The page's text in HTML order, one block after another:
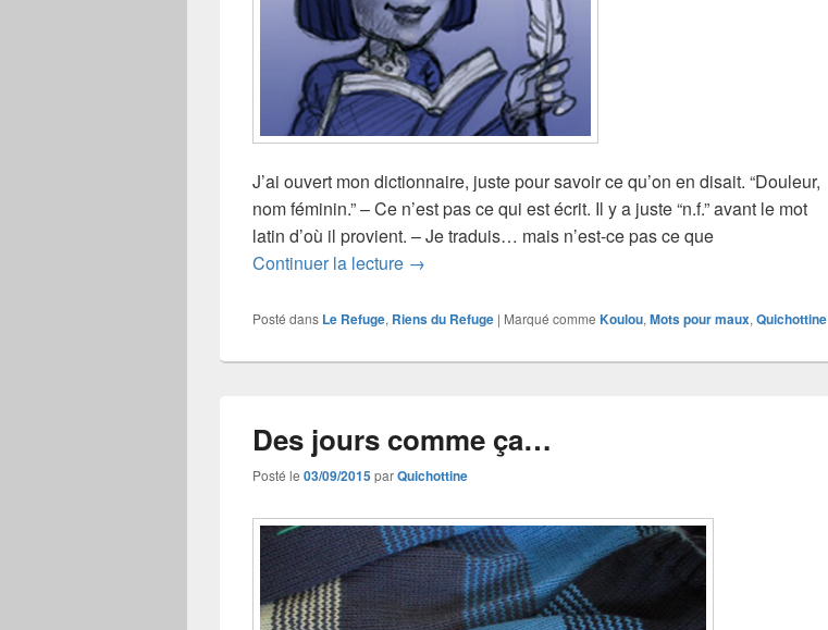
J’ai ouvert mon dictionnaire, juste pour savoir ce qu’on en disait. “Douleur,
nom féminin.” – Ce n’est pas ce qui est écrit. Il y a juste “n.f.” avant le mot
latin d’où il provient. – Je traduis… mais n’est-ce pas ce que
Continuer la lecture Douleur
→
Posté dans Le Refuge, Riens du Refuge | Marqué comme Koulou, Mots pour maux, Quichottine
Des jours comme ça…
Posté le 03/09/2015parQuichottine